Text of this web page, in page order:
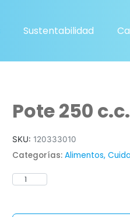
Sustentabilidad
Pote 250
SKU: 120333010
Categorías: Alimentos,